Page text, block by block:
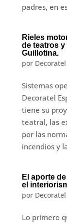
padres, en
Rieles
de teatros
Guillotina.
por Decoratel
Sistemas
Decoratel
tiene su
teatral, las
por las
incendios y
El aporte
el
por Decoratel
Lo primero